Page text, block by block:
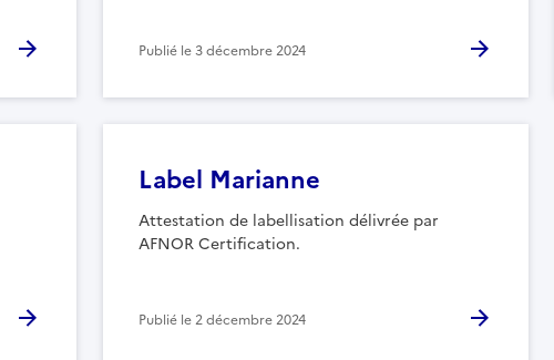
Publié le3 décembre 2024
Label Marianne
Attestation de labellisation délivrée par
AFNOR Certification.
Publié le2 décembre 2024